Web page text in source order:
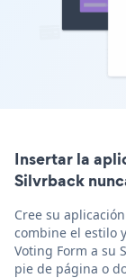
Insertar la
Silvrback
Cree su
combine el estilo
Voting Form a su
pie de página o